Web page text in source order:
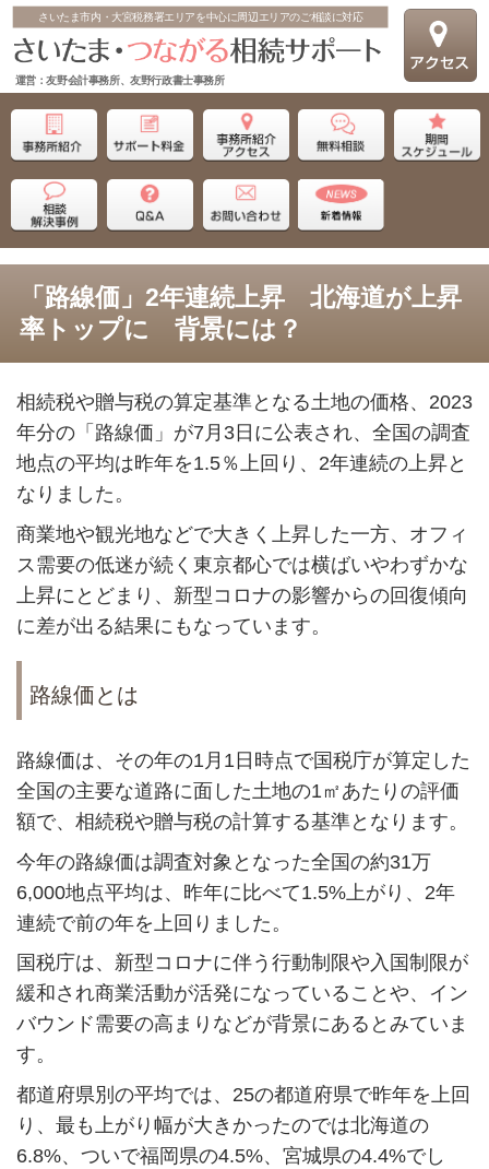
さいたま市内・大宮税務署エリアを中心に周辺エリアのご相談に対応
運営：友野会計事務所、友野行政書士事務所
「路線価」2年連続上昇 北海道が上昇
率トップに 背景には？
相続税や贈与税の算定基準となる土地の価格、 2023
年分の「路線価」が7 月 3日に公表され、全国の調査
地点の平均は昨年を1.5％上回り、 2年連続の上昇と
なりました。
商業地や観光地などで大きく上昇した一方、オフィ
ス需要の低迷が続く東京都心では横ばいやわずかな
上昇にとどまり、新型コロナの影響からの回復傾向
に差が出る結果にもなっています。
路線価とは
路線価は、その年の1 月 1 日時点で国税庁が算定した
全国の主要な道路に面した土地の1 ㎡あたりの評価
額で、相続税や贈与税の計算する基準となります。
今年の路線価は調査対象となった全国の約31万
6,000地点平均は、昨年に比べて1.5%上がり、 2年
連続で前の年を上回りました。
国税庁は、新型コロナに伴う行動制限や入国制限が
緩和され商業活動が活発になっていることや、イン
バウンド需要の高まりなどが背景にあるとみていま
す。
都道府県別の平均では、 25の都道府県で昨年を上回
り、最も上がり幅が大きかったのでは北海道の
6.8%、ついで福岡県の4.5%、宮城県の4.4%でし